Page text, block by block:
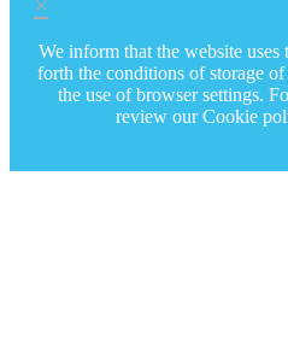
We inform that the website
forth the conditions of storage
the use of browser settings.
review our Cookie